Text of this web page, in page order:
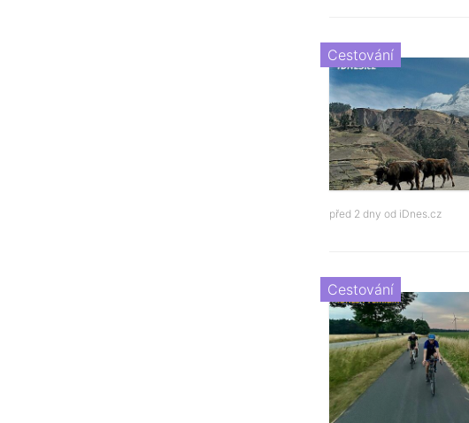
Cestování
před 2 dny od iDnes.cz
Cestování